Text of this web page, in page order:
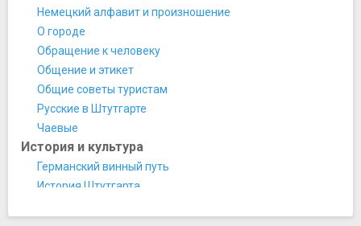
Дворцовая площадь
Площадь Шиллера
Улица Кёнигштрассе
Спортивные сооружения
Мерседес-Бенц Арена
Порш Арена
Театры и концертные залы
Государственный Оперный театр
Государственный театр Штутгарта
Храмы, соборы, монастыри
Кафедральный собор святого Эберхарда
Немецкий алфавит и произношение
О городе
Обращение к человеку
Общение и этикет
Общие советы туристам
Русские в Штутгарте
Чаевые
История и культура
Германский винный путь
История Штутгарта